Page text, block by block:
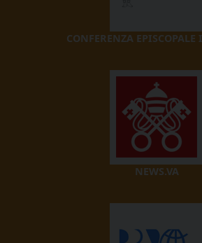
CONFERENZA
NEWS.VA